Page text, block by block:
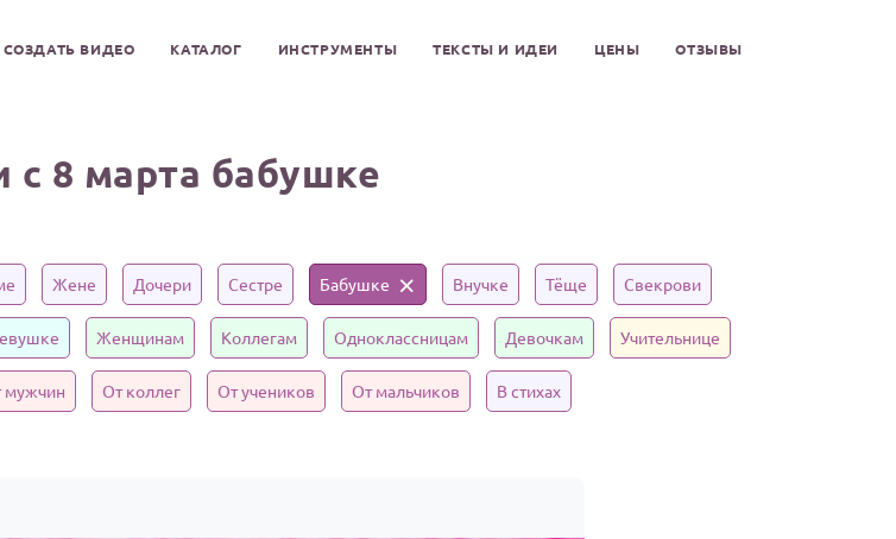
СОЗДАТЬ ВИДЕО КАТАЛОГ ИНСТРУМЕНТЫ ТЕКСТЫ И ИДЕИ ЦЕНЫ ОТЗЫВЫ
с 8 марта бабушке
Жене Дочери Сестре Бабушке Внучке Тёще Свекрови
Женщинам Коллегам Одноклассницам Девочкам Учительнице
мужчин От коллег От учеников От мальчиков В стихах